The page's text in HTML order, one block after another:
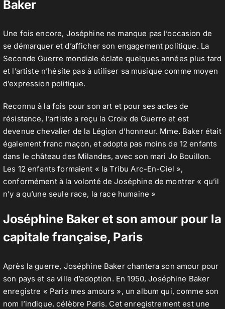
Baker
Une fois encore, Joséphine ne manque pas l’occasion de
se démarquer et d’afficher son engagement politique. La
Seconde Guerre mondiale éclate quelques années plus tard
et l’artiste n’hésite pas à utiliser sa musique comme moyen
d’expression politique.
Reconnu à la fois pour son art et pour ses actes de
résistance, l’artiste a reçu la Croix de Guerre et est
devenue chevalier de la Légion d’honneur. Mme. Baker était
également franc maçon, et adopta pas moins de 12 enfants
dans le château des Milandes, avec son mari Jo Bouillon.
Les 12 enfants formaient « la Tribu Arc-En-Ciel »,
conformément à la volonté de Joséphine de montrer « qu’il
n’y a qu’une seule race, la race humaine »
Joséphine Baker et son amour pour la
capitale française, Paris
Après la guerre, Joséphine Baker chantera son amour pour
son pays et sa ville d’adoption. En 1950, Joséphine Baker
enregistre « Paris mes amours », un album qui, comme son
nom l’indique, célèbre Paris. Cet enregistrement est une